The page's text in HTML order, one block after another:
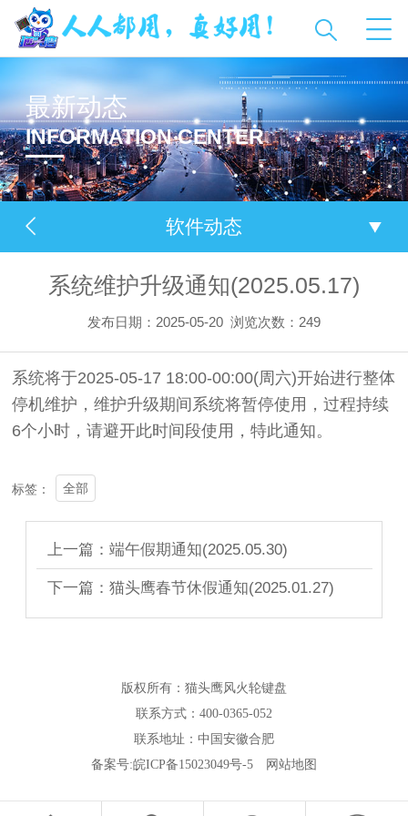
最新动态
INFORMATION CENTER
软件动态
系统维护升级通知(2025.05.17)
发布日期：2025-05-20 浏览次数： 249
系统将于2025-05-17 18:00-00:00(周六)开始进行整体
停机维护，维护升级期间系统将暂停使用，过程持续
6个小时，请避开此时间段使用，特此通知。
标签： 全部
上一篇：端午假期通知(2025.05.30)
下一篇：猫头鹰春节休假通知(2025.01.27)
版权所有：猫头鹰风火轮键盘
联系方式：400-0365-052
联系地址：中国安徽合肥
备案号:皖ICP备15023049号-5 网站地图